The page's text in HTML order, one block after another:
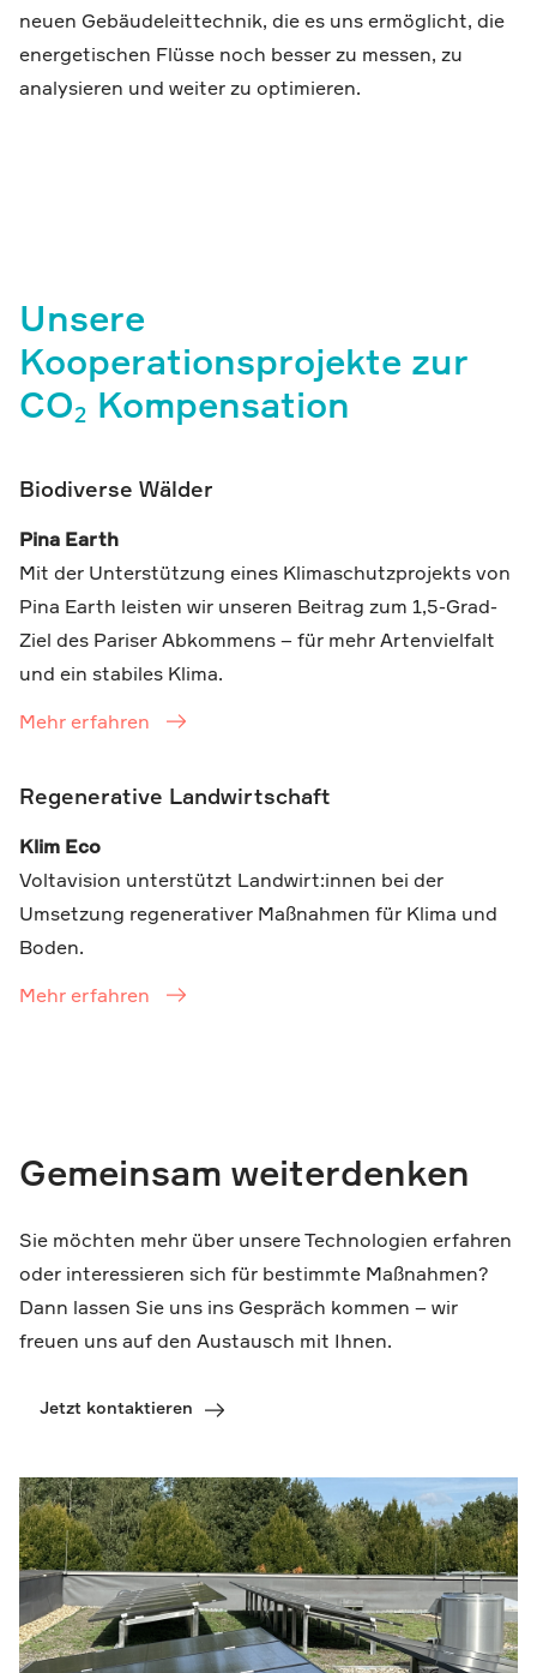
neuen Gebäudeleittechnik, die es uns ermöglicht, die
energetischen Flüsse noch besser zu messen, zu
analysieren und weiter zu optimieren.
Unsere
Kooperationsprojekte zur
CO₂ Kompensation
Biodiverse Wälder
Pina Earth
Mit der Unterstützung eines Klimaschutzprojekts von
Pina Earth leisten wir unseren Beitrag zum 1,5-Grad-
Ziel des Pariser Abkommens – für mehr Artenvielfalt
und ein stabiles Klima.
Mehr erfahren
Regenerative Landwirtschaft
Klim Eco
Voltavision unterstützt Landwirt:innen bei der
Umsetzung regenerativer Maßnahmen für Klima und
Boden.
Mehr erfahren
Gemeinsam weiterdenken
Sie möchten mehr über unsere Technologien erfahren
oder interessieren sich für bestimmte Maßnahmen?
Dann lassen Sie uns ins Gespräch kommen – wir
freuen uns auf den Austausch mit Ihnen.
Jetzt kontaktieren